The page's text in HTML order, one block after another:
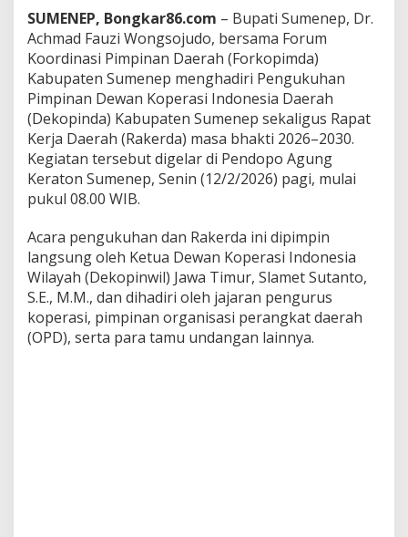
u
h
a
n
P
i
m
p
i
n
a
e
k
o
p
i
n
d
SUMENEP, Bongkar86.com – Bupati Sumenep, Dr.
Achmad Fauzi Wongsojudo, bersama Forum
Koordinasi Pimpinan Daerah (Forkopimda)
Kabupaten Sumenep menghadiri Pengukuhan
Pimpinan Dewan Koperasi Indonesia Daerah
(Dekopinda) Kabupaten Sumenep sekaligus Rapat
Kerja Daerah (Rakerda) masa bhakti 2026–2030.
Kegiatan tersebut digelar di Pendopo Agung
Keraton Sumenep, Senin (12/2/2026) pagi, mulai
pukul 08.00 WIB.
Acara pengukuhan dan Rakerda ini dipimpin
langsung oleh Ketua Dewan Koperasi Indonesia
Wilayah (Dekopinwil) Jawa Timur, Slamet Sutanto,
S.E., M.M., dan dihadiri oleh jajaran pengurus
koperasi, pimpinan organisasi perangkat daerah
(OPD), serta para tamu undangan lainnya.